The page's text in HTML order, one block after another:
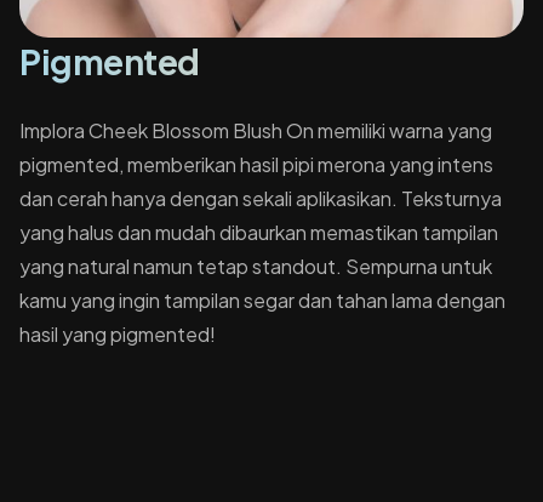
Pigmented
Implora Cheek Blossom Blush On memiliki warna yang
pigmented, memberikan hasil pipi merona yang intens
dan cerah hanya dengan sekali aplikasikan. Teksturnya
yang halus dan mudah dibaurkan memastikan tampilan
yang natural namun tetap standout. Sempurna untuk
kamu yang ingin tampilan segar dan tahan lama dengan
hasil yang pigmented!